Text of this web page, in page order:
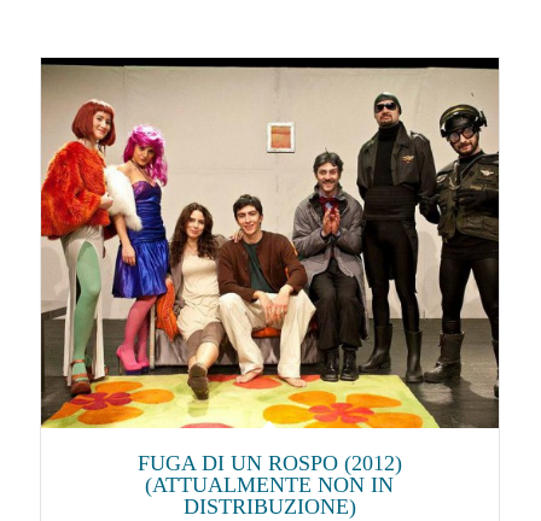
FUGA DI UN ROSPO (2012)
(ATTUALMENTE NON IN
DISTRIBUZIONE)